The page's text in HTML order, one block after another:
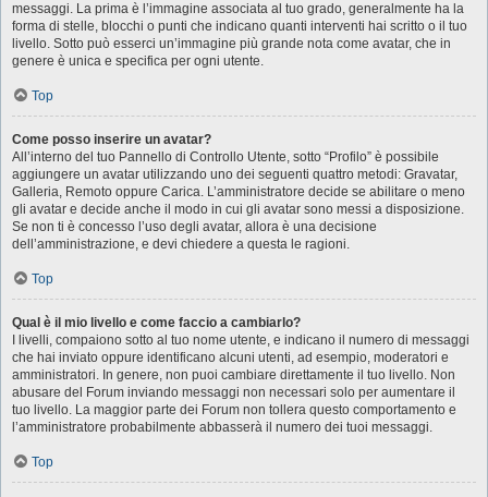
messaggi. La prima è l’immagine associata al tuo grado, generalmente ha la
forma di stelle, blocchi o punti che indicano quanti interventi hai scritto o il tuo
livello. Sotto può esserci un’immagine più grande nota come avatar, che in
genere è unica e specifica per ogni utente.
Top
Come posso inserire un avatar?
All’interno del tuo Pannello di Controllo Utente, sotto “Profilo” è possibile
aggiungere un avatar utilizzando uno dei seguenti quattro metodi: Gravatar,
Galleria, Remoto oppure Carica. L’amministratore decide se abilitare o meno
gli avatar e decide anche il modo in cui gli avatar sono messi a disposizione.
Se non ti è concesso l’uso degli avatar, allora è una decisione
dell’amministrazione, e devi chiedere a questa le ragioni.
Top
Qual è il mio livello e come faccio a cambiarlo?
I livelli, compaiono sotto al tuo nome utente, e indicano il numero di messaggi
che hai inviato oppure identificano alcuni utenti, ad esempio, moderatori e
amministratori. In genere, non puoi cambiare direttamente il tuo livello. Non
abusare del Forum inviando messaggi non necessari solo per aumentare il
tuo livello. La maggior parte dei Forum non tollera questo comportamento e
l’amministratore probabilmente abbasserà il numero dei tuoi messaggi.
Top